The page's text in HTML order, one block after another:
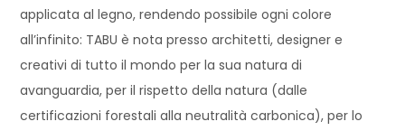
applicata al legno, rendendo possibile ogni colore
all’infinito: TABU è nota presso architetti, designer e
creativi di tutto il mondo per la sua natura di
avanguardia, per il rispetto della natura (dalle
certificazioni forestali alla neutralità carbonica), per lo